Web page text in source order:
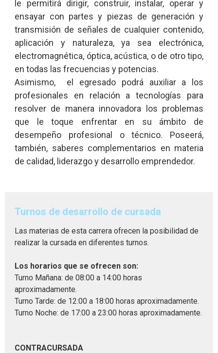
le permitirá dirigir, construir, instalar, operar y
ensayar con partes y piezas de generación y
transmisión de señales de cualquier contenido,
aplicación y naturaleza, ya sea electrónica,
electromagnética, óptica, acústica, o de otro tipo,
en todas las frecuencias y potencias.
Asimismo, el egresado podrá auxiliar a los
profesionales en relación a tecnologías para
resolver de manera innovadora los problemas
que le toque enfrentar en su ámbito de
desempeño profesional o técnico. Poseerá,
también, saberes complementarios en materia
de calidad, liderazgo y desarrollo emprendedor.
Turnos de desarrollo de cursada
Las materias de esta carrera ofrecen la posibilidad de
realizar la cursada en diferentes turnos.
Los horarios que se ofrecen son:
Turno Mañana: de 08:00 a 14:00 horas
aproximadamente.
Turno Tarde: de 12:00 a 18:00 horas aproximadamente.
Turno Noche: de 17:00 a 23:00 horas aproximadamente.
CONTRACURSADA